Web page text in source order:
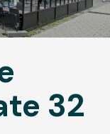
Om oss
32